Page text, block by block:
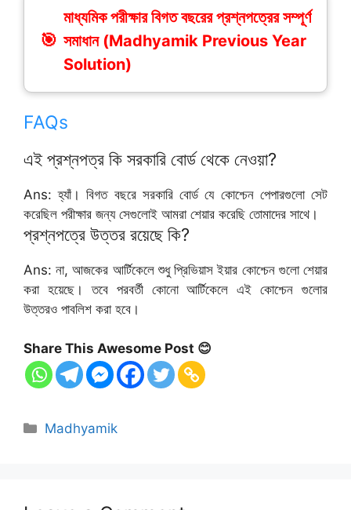
মাধ্যমিক পরীক্ষার বিগত বছরের প্রশ্নপত্রের সম্পূর্ণ
সমাধান (Madhyamik Previous Year
Solution)
FAQs
এই প্রশ্নপত্র কি সরকারি বোর্ড থেকে নেওয়া?
Ans: হ্যাঁ। বিগত বছরে সরকারি বোর্ড যে কোশ্চেন পেপারগুলো সেট
করেছিল পরীক্ষার জন্য সেগুলোই আমরা শেয়ার করেছি তোমাদের সাথে।
প্রশ্নপত্রে উত্তর রয়েছে কি?
Ans: না, আজকের আর্টিকেলে শুধু প্রিভিয়াস ইয়ার কোশ্চেন গুলো শেয়ার
করা হয়েছে। তবে পরবর্তী কোনো আর্টিকেলে এই কোশ্চেন গুলোর
উত্তরও পাবলিশ করা হবে।
Share This Awesome Post 😊
Categories
Madhyamik